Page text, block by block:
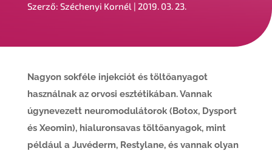
Szerző: Széchenyi Kornél | 2019. 03. 23.
Nagyon sokféle injekciót és töltőanyagot
használnak az orvosi esztétikában. Vannak
úgynevezett neuromodulátorok (Botox, Dysport
és Xeomin), hialuronsavas töltőanyagok, mint
például a Juvéderm, Restylane, és vannak olyan